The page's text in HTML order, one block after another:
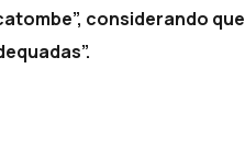
considerando